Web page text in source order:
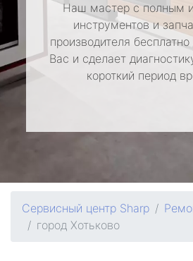
Наш мастер с полным
инструментов и
производителя
Вас и сделает
короткий период
Сервисный центр Sharp
город Хотьково